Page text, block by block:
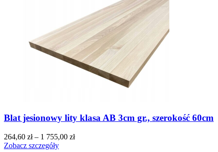
Blat jesionowy lity klasa AB 3cm gr., szerokość 60cm
264,60 zł– 1 755,00 zł
Zobacz szczegóły